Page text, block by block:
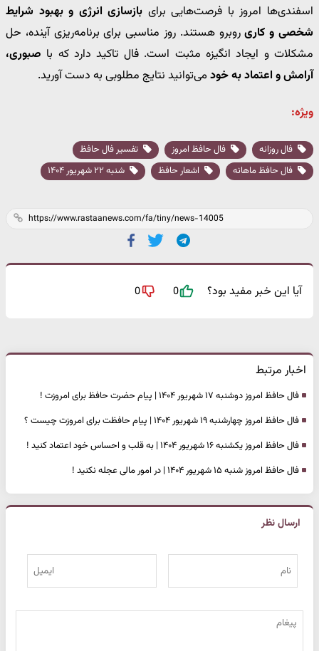
اسفندی‌ها امروز با فرصت‌هایی برای بازسازی انرژی و بهبود شرایط
شخصی و کاریروبرو هستند. روز مناسبی برای برنامه‌ریزی آینده، حل
مشکلات و ایجاد انگیزه مثبت است. فال تاکید دارد که با صبوری،
آرامش و اعتماد به خود می‌توانید نتایج مطلوبی به دست آورید.
ویژه:
فال روزانه فال حافظ امروز
تفسیر فال حافظ
فال حافظ ماهانه
اشعار حافظ شنبه ۲۲ شهریور ۱۴۰۴
آیا این خبر مفید بود؟ 0
0
اخبار مرتبط
فال حافظ امروز دوشنبه ۱۷ شهریور ۱۴۰۴ | پیام حضرت حافظ برای امروزت !
فال حافظ امروز چهارشنبه ۱۹ شهریور ۱۴۰۴ | پیام حافظت برای امروزت چیست ؟
فال حافظ امروز یکشنبه ۱۶ شهریور ۱۴۰۴ | به قلب و احساس خود اعتماد کنید !
فال حافظ امروز شنبه ۱۵ شهریور ۱۴۰۴ | در امور مالی عجله نکنید !
ارسال نظر